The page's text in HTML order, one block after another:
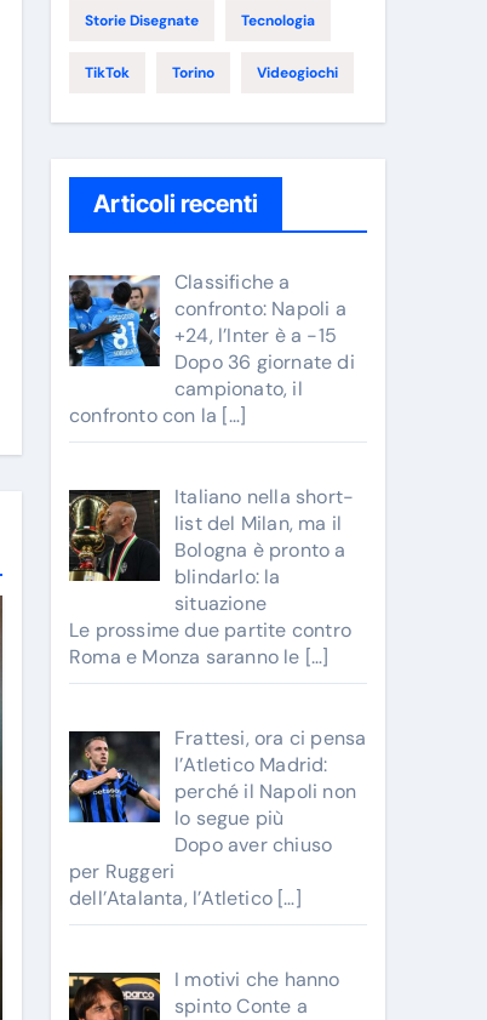
Storie Disegnate Tecnologia
TikTok Torino Videogiochi
Articoli recenti
Classifiche a
confronto: Napoli a
+24, l’Inter è a -15
Dopo 36 giornate di
campionato, il
confronto con la […]
Italiano nella short-
list del Milan, ma il
Bologna è pronto a
blindarlo: la
situazione
Le prossime due partite contro
Roma e Monza saranno le […]
Frattesi, ora ci pensa
l’Atletico Madrid:
perché il Napoli non
lo segue più
Dopo aver chiuso
per Ruggeri
dell’Atalanta, l’Atletico […]
I motivi che hanno
spinto Conte a